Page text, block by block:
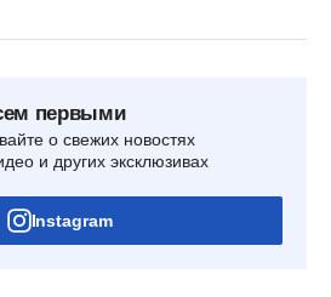
первыми
о свежих новостях
и других эксклюзивах
Instagram